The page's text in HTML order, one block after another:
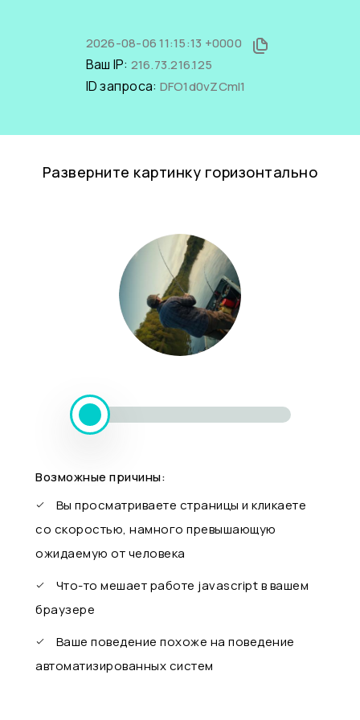
2026-08-06 11:15:13 +0000
Ваш IP: 216.73.216.125
ID запроса: DFO1d0vZCmI1
Разверните картинку горизонтально
Возможные причины:
Вы просматриваете страницы и кликаете
со скоростью, намного превышающую
ожидаемую от человека
Что-то мешает работе javascript в вашем
браузере
Ваше поведение похоже на поведение
автоматизированных систем